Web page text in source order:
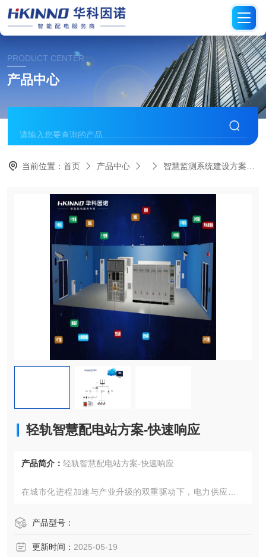
PRODUCT CENTER
产品中心
当前位置：首页 产品中心 智慧监测系统建设方案
轻轨智慧配电站方案-快速响应
产品简介： 轻轨智慧配电站方案-快速响应
在城市化进程加速与产业升级的双重驱动下，电力供应系统
到工业制造基地，从轨道交通网络到商务办公集群，构建具
成为提升能源利用效率、保障用电安全的核心路径。本文将
产品型号：
更新时间： 2025-05-19